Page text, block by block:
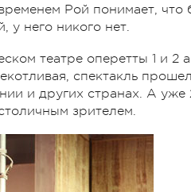
Рой понимает, что
у него никого нет.
театре оперетты 1 и 2
спектакль
и других странах. А уже
зрителем.